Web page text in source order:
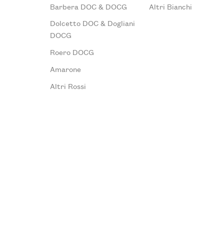
Barbera DOC & DOCG
Dolcetto DOC & Dogliani
DOCG
Roero DOCG
Amarone
Altri Rossi
Altri Bianchi